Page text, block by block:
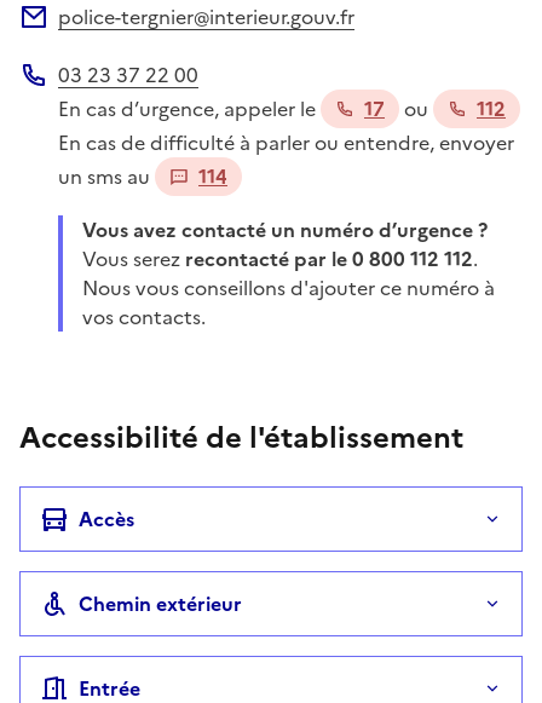
police-tergnier@interieur.gouv.fr
Téléphone
03 23 37 22 00
En cas d’urgence, appeler le
17 ou
112
En cas de difficulté à parler ou entendre, envoyer
un sms au
114
Vous avez contacté un numéro d’urgence ?
Vous serez recontacté par le 0 800 112 112.
Nous vous conseillons d'ajouter ce numéro à
vos contacts.
Accessibilité de l'établissement
Accès
Chemin extérieur
Entrée